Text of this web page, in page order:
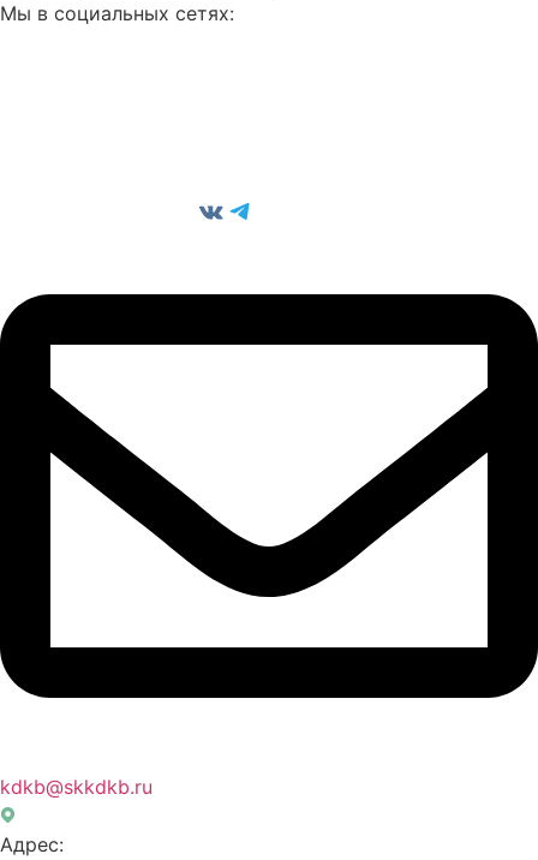
Мы в социальных сетях:
kdkb@skkdkb.ru
Адрес: